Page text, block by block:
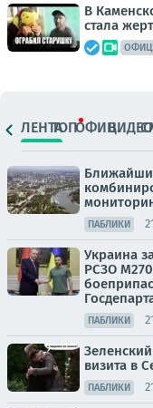
В
стала
ОФИЦ.
ЛЕНТАТОПОФИЦ.ВИДЕО
ПАБЛИКИ
Украина
РСЗО
ПАБЛИКИ
визита в
ПАБЛИКИ